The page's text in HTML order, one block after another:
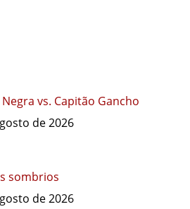
vs. Capitão Gancho
de 2026
sombrios
de 2026